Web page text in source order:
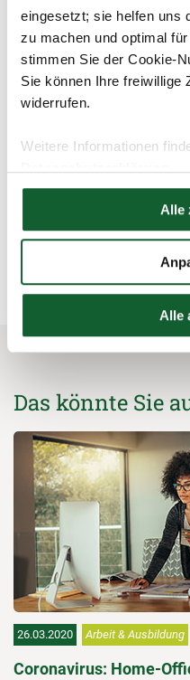
eingesetzt; sie helfen uns
zu machen und optimal
stimmen Sie der Cookie-
Sie können Ihre freiwillige
widerrufen.
Weitere Informationen
Hier finden Sie unser
Alle
Alle
Flugzeugführer,
Berufsgruppen. Hat ein
regelmäßig
oftmals kein
Das Finanzamt
Steuererklärung.
schließen und zurück zur
Das könnte Sie
26.03.2020 Arbeit & Ausbildung
Coronavirus: Home-